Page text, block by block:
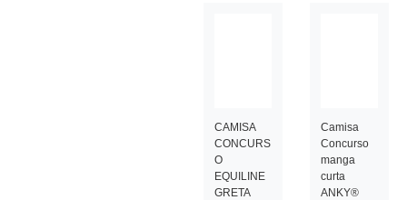
CAMISA
CONCURS
O
EQUILINE
GRETA
Camisa
Concurso
manga
curta
ANKY®